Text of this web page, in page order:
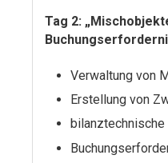
Tag 2:
Verwaltung von
Erstellung von